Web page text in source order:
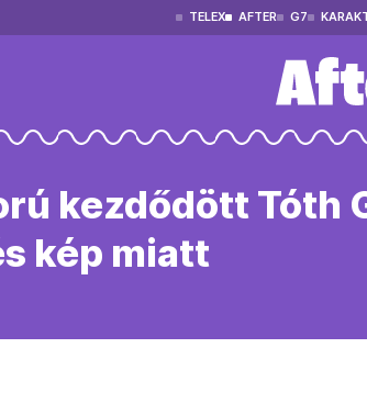
TELEX AFTER G7
kezdődött Tóth
kép miatt